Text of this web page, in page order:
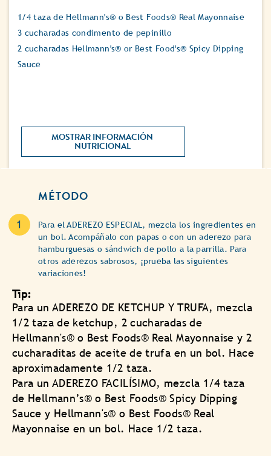
1/4 taza de Hellmann's® o Best Foods® Real Mayonnaise
3 cucharadas condimento de pepinillo
2 cucharadas Hellmann's® or Best Food's® Spicy Dipping
Sauce
MOSTRAR INFORMACIÓN
NUTRICIONAL
MÉTODO
Para el ADEREZO ESPECIAL, mezcla los ingredientes en
un bol. Acompáñalo con papas o con un aderezo para
hamburguesas o sándwich de pollo a la parrilla. Para
otros aderezos sabrosos, ¡prueba las siguientes
variaciones!
Tip:
Para un ADEREZO DE KETCHUP Y TRUFA, mezcla
1/2 taza de ketchup, 2 cucharadas de
Hellmann's® o Best Foods® Real Mayonnaise y 2
cucharaditas de aceite de trufa en un bol. Hace
aproximadamente 1/2 taza.
Para un ADEREZO FACILÍSIMO, mezcla 1/4 taza
de Hellmann’s® o Best Foods® Spicy Dipping
Sauce y Hellmann's® o Best Foods® Real
Mayonnaise en un bol. Hace 1/2 taza.